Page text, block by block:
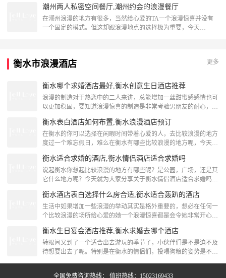
皇岛情侣约会情调餐厅的相关内容吧！秦皇岛南屏街最浪漫餐厅又
见面(民族路店)清新又小资的面馆，从装修到环境，都是干净又新
潮。肥肠面非常诱人，虽然外表看起来很简单，吃起来让人欲罢不
潮州两人私密空间餐厅,潮州约会的浪漫餐厅
在潮州浪漫的地方有很多，当然给心爱的TA一个浪漫惊喜并没有
一个固定的模式。但这却跟浪漫地点的选择极为重要，今天
特色菜。 ·店内环境超级好，空间非常大，装修的富丽堂皇，而且
衡水市浪漫酒店 更多
衡水哪个求婚酒店最好,衡水创意生日酒店推荐
浪漫的制造对于热恋中的二人来讲，总能增加一丝甜蜜感感情也可
以更加稳固，要知道浪漫惊喜的制造是非常考验男朋友的耐心，在
TellLove衡水浪漫策划一起来看看关于衡水哪个求婚酒店最好的内
容推荐吧！衡水创意生日酒店推荐衡水北斗小筑公寓这里是我独一
无二的家。有缘来住下的朋友，希望它为你带来一段独一无二的旅
衡水表白酒店如何布置,衡水浪漫酒店预订
在衡水的你可以选择在闲暇时间带着心爱的人，去比较浪漫的地方
度过一个难忘假日，难么在衡水有哪些比较浪漫的地方呢，今天小
这些内容吧！衡水浪漫酒店预订饶阳鑫悦商务宾馆饶阳鑫悦商务宾
馆位于健康东路，与振兴街毗邻，交通十分便利。酒店设有各类温
馨客房，提供24小时热水淋浴、空调、电视、电话和宽带上网，让
衡水适合求婚的酒店,衡水情侣酒店适合求婚吗
说起衡水你想起比较浪漫的地方有哪些呢？是公园，广场，还是其
它什么地方呢？今天就为大家分享关于衡水情侣酒店适合求婚吗，
店(衡水榕花北大街怡然城店)驿家365连锁酒店（衡水榕花北大街
怡然城店）位于衡水市桃城区北部（与大庆路交叉口东南角），距
离火车站及长途客运站、高速公路口、衡水二中仅几分钟车程，北
衡水酒店表白选择什么房合适,衡水适合轰趴的酒店
生活中如果增加一些浪漫的举动其实是格外重要的，想必在任何一
个比较浪漫的场所给心爱的她一个浪漫惊喜都是会令她非常开心
衡水浪漫策划小编一起来看看吧！衡水适合轰趴的酒店衡水张金兰
公寓日租月租。出租房屋[attach]148318[/attach]衡水适合轰趴的酒店
衡水凯悦旅馆衡水凯悦旅馆位于中心大街，毗邻衡水站，宾馆房间
衡水生日宴会酒店推荐,衡水求婚去哪个酒店
转眼间又到了一个适合出去游玩的季节了，小伙伴们是不是迫不及
待想要出去了呢。特别是在衡水的情侣们，投喂狗粮的姿势是不是
全国免费咨询热线： 值班热线：15023169433